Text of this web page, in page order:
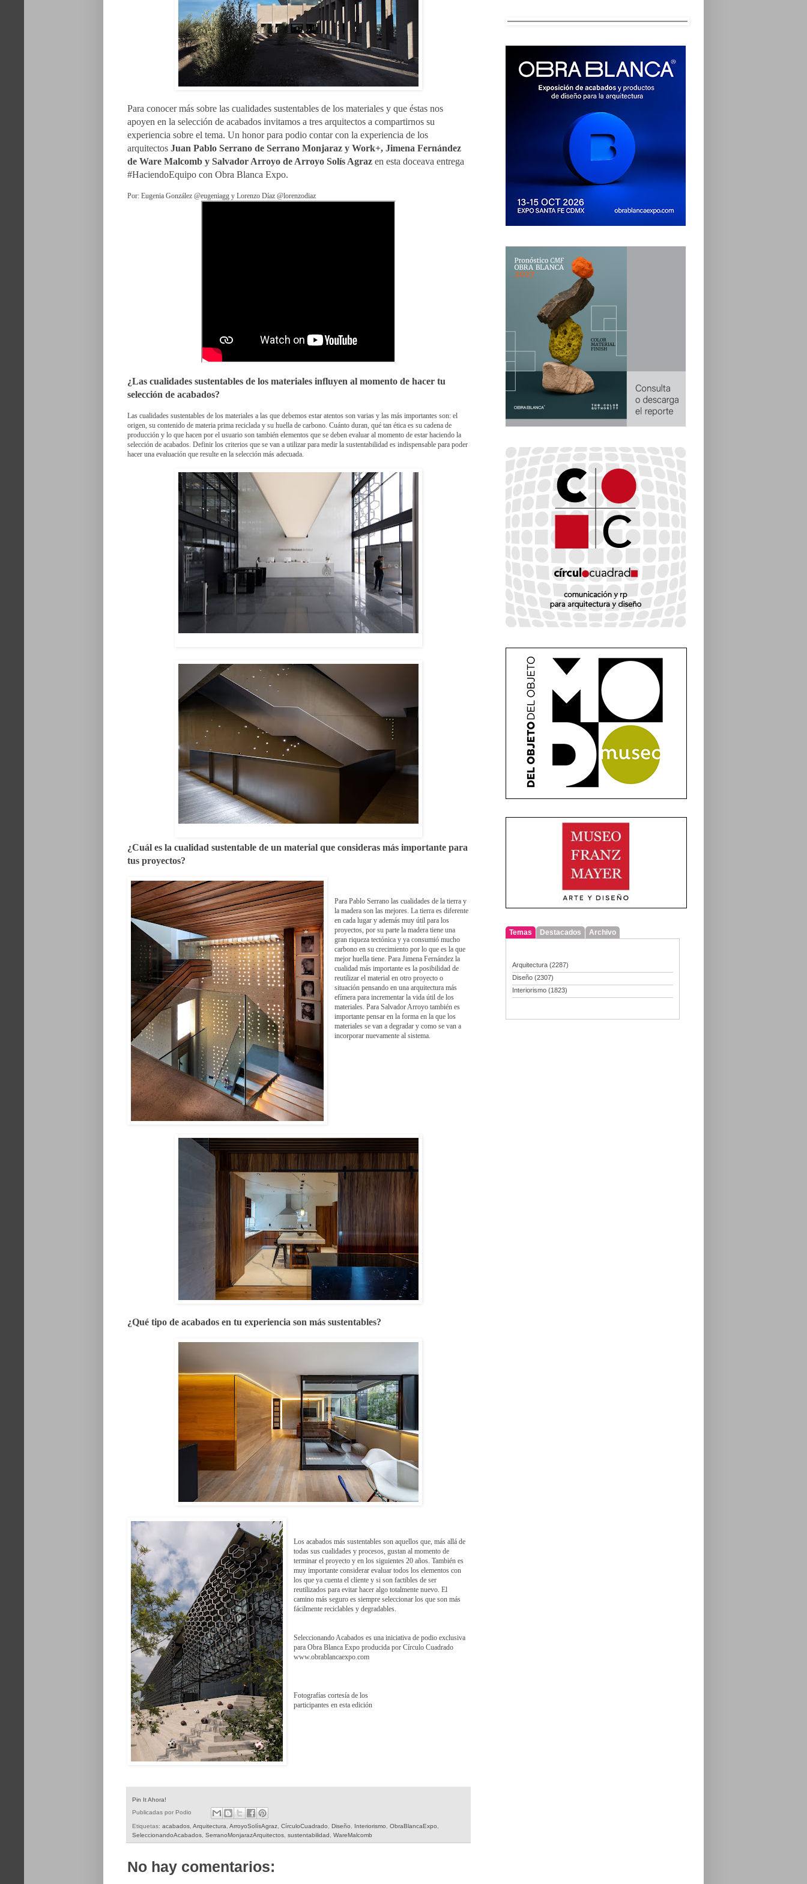
Para conocer más sobre las cualidades sustentables de los materiales y que éstas nos
apoyen en la selección de acabados invitamos a tres arquitectos a compartirnos su
experiencia sobre el tema. Un honor para podio contar con la experiencia de los
arquitectos Juan Pablo Serrano de Serrano Monjaraz y Work+, Jimena Fernández
de Ware Malcomb y Salvador Arroyo de Arroyo Solís Agraz en esta doceava entrega
#HaciendoEquipo con Obra Blanca Expo.
Por: Eugenia González @eugeniagg y Lorenzo Díaz @lorenzodiaz
¿Las cualidades sustentables de los materiales influyen al momento de hacer tu
selección de acabados?
Las cualidades sustentables de los materiales a las que debemos estar atentos son varias y las más importantes son: el
origen, su contenido de materia prima reciclada y su huella de carbono. Cuánto duran, qué tan ética es su cadena de
producción y lo que hacen por el usuario son también elementos que se deben evaluar al momento de estar haciendo la
selección de acabados. Definir los criterios que se van a utilizar para medir la sustentabilidad es indispensable para poder
hacer una evaluación que resulte en la selección más adecuada.
¿Cuál es la cualidad sustentable de un material que consideras más importante para
tus proyectos?
Para Pablo Serrano las cualidades de la tierra y
la madera son las mejores. La tierra es diferente
en cada lugar y además muy útil para los
proyectos, por su parte la madera tiene una
gran riqueza tectónica y ya consumió mucho
carbono en su crecimiento por lo que es la que
mejor huella tiene. Para Jimena Fernández la
cualidad más importante es la posibilidad de
reutilizar el material en otro proyecto o
situación pensando en una arquitectura más
efímera para incrementar la vida útil de los
materiales. Para Salvador Arroyo también es
importante pensar en la forma en la que los
materiales se van a degradar y como se van a
incorporar nuevamente al sistema.
¿Qué tipo de acabados en tu experiencia son más sustentables?
Los acabados más sustentables son aquellos que, más allá de
todas sus cualidades y procesos, gustan al momento de
terminar el proyecto y en los siguientes 20 años. También es
muy importante considerar evaluar todos los elementos con
los que ya cuenta el cliente y si son factibles de ser
reutilizados para evitar hacer algo totalmente nuevo. El
camino más seguro es siempre seleccionar los que son más
fácilmente reciclables y degradables.
Seleccionando Acabados es una iniciativa de podio exclusiva
para Obra Blanca Expo producida por Círculo Cuadrado
www.obrablancaexpo.com
Fotografías cortesía de los
participantes en esta edición
Pin It Ahora!
Publicadas por Podio
Etiquetas: acabados Arquitectura ArroyoSolísAgraz CírculoCuadrado Diseño Interiorismo ObraBlancaExpo
SeleccionandoAcabados SerranoMonjarazArquitectos sustentabilidad WareMalcomb
No hay comentarios:
Temas Destacados Archivo
Arquitectura (2287)
Diseño (2307)
Interiorismo (1823)